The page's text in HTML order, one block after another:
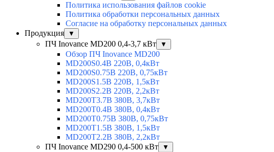
Политика использования файлов cookie
Политика обработки персональных данных
Согласие на обработку персональных данных
Продукция
▼
ПЧ Inovance MD200 0,4-3,7 кВт ▼
Обзор ПЧ Inovance MD200
MD200S0.4B 220В, 0,4кВт
MD200S0.75B 220В, 0,75кВт
MD200S1.5B 220В, 1,5кВт
MD200S2.2B 220В, 2,2кВт
MD200T3.7B 380В, 3,7кВт
MD200T0.4B 380В, 0,4кВт
MD200T0.75B 380В, 0,75кВт
MD200T1.5B 380В, 1,5кВт
MD200T2.2B 380В, 2,2кВт
ПЧ Inovance MD290 0,4-500 кВт
▼